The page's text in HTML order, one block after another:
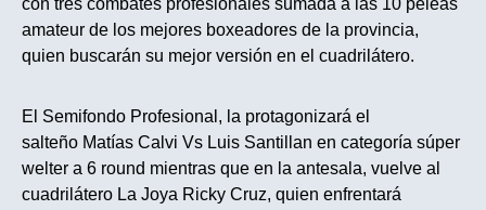
con tres combates profesionales sumada a las 10 peleas
amateur de los mejores boxeadores de la provincia,
quien buscarán su mejor versión en el cuadrilátero.
El Semifondo Profesional, la protagonizará el
salteño Matías Calvi Vs Luis Santillan en categoría súper
welter a 6 round mientras que en la antesala, vuelve al
cuadrilátero La Joya Ricky Cruz, quien enfrentará